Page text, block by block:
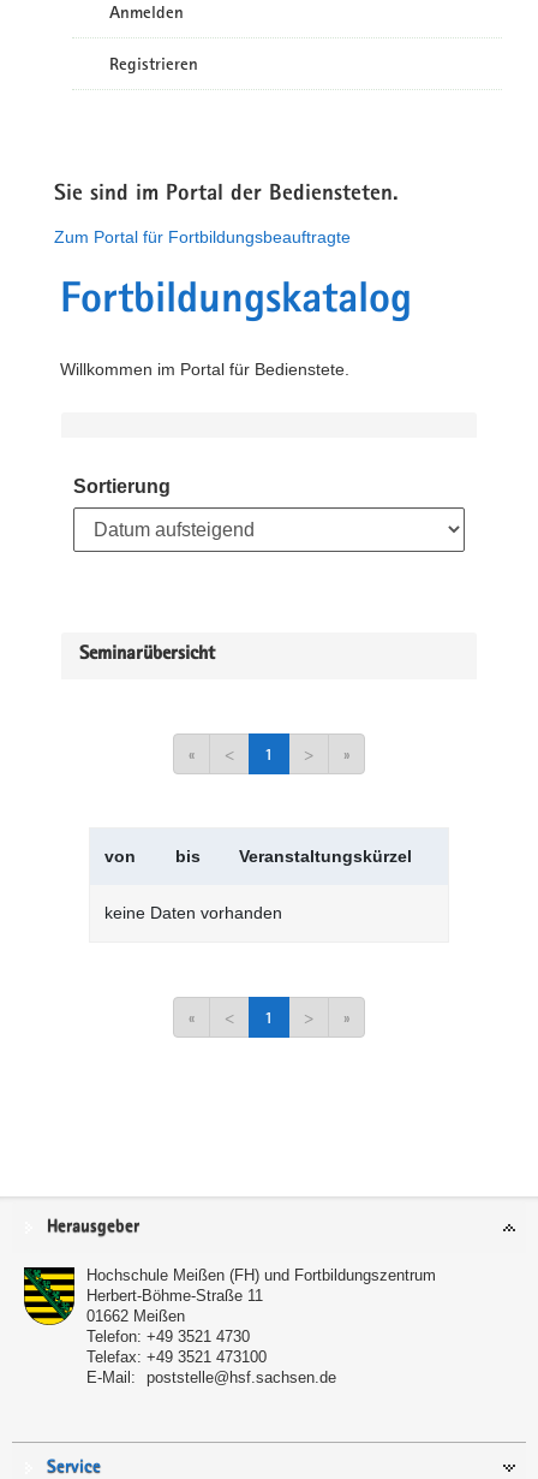
Anmelden
Registrieren
Sie sind im Portal der Bediensteten.
Zum Portal für Fortbildungsbeauftragte
Fortbildungskatalog
Willkommen im Portal für Bedienstete.
Sortierung
Seminarübersicht
« < 1 > »
von bis Veranstaltungskürzel
keine Daten vorhanden
« < 1 > »
Service
Herausgeber
Hochschule Meißen (FH) und Fortbildungszentrum
Herbert-Böhme-Straße 11
01662 Meißen
Telefon: +49 3521 4730
Telefax: +49 3521 473100
E-Mail:
poststelle@hsf.sachsen.de
Service